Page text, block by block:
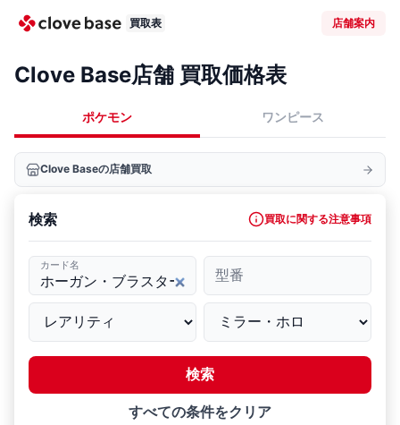
買取表 店舗案内
Clove Base店舗 買取価格表
ポケモン ワンピース
Clove Baseの店舗買取
検索 買取に関する注意事項
カード名
型番
検索
すべての条件をクリア